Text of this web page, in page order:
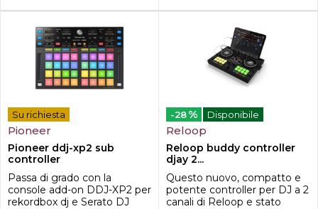
Su richiesta
Pioneer
Pioneer ddj-xp2 sub
controller
Passa di grado con la
console add-on DDJ-XP2 per
rekordbox dj e Serato DJ
-28 % Disponibile
Reloop
Reloop buddy controller
djay 2...
Questo nuovo, compatto e
potente controller per DJ a 2
canali di Reloop e stato